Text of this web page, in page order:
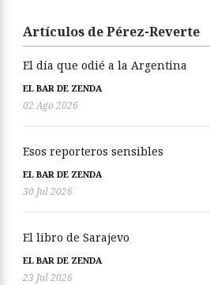
Artículos de Pérez-Reverte
El día que odié a la Argentina
EL BAR DE ZENDA
02 Ago 2026
Esos reporteros sensibles
EL BAR DE ZENDA
30 Jul 2026
El libro de Sarajevo
EL BAR DE ZENDA
23 Jul 2026